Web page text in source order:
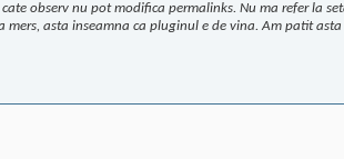
observ nu pot modifica permalinks. Nu ma refer la
asta inseamna ca pluginul e de vina. Am patit